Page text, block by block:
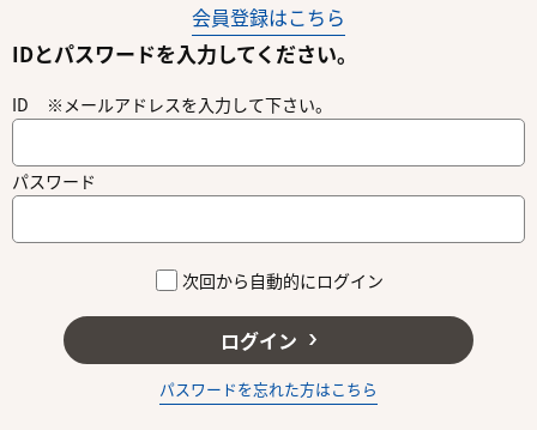
会員登録はこちら
IDとパスワードを入力してください。
ID ※メールアドレスを入力して下さい。
パスワード
次回から自動的にログイン
ログイン
パスワードを忘れた方はこちら